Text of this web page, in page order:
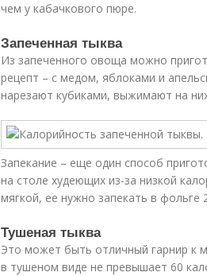
чем у кабачкового пюре.
Запеченная тыква
Из запеченного овоща можно
рецепт – с медом, яблоками и
нарезают кубиками, выжимают на
Запекание – еще один способ
на столе худеющих из-за низкой
мягкой, ее нужно запекать в фольге
Тушеная тыква
Это может быть отличный гарнир к
в тушеном виде не превышает 60